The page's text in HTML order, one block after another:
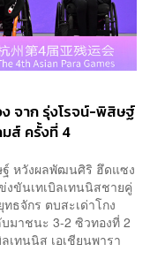
ง จาก รุ่งโรจน์-พิสิษฐ์
ส์ ครั้งที่ 4
หวังผลพัฒนศิริ ฮึดแซง
งขันเทเบิลเทนนิสชายคู่
ธจักร ตบสะเด่าโกง
มาชนะ 3-2 ซิวทองที่ 2
เทนนิส เอเชียนพารา